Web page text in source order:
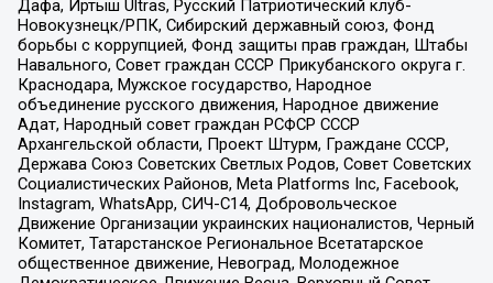
Дафа, Иртыш Ultras, Русский Патриотический клуб-
Новокузнецк/РПК, Сибирский державный союз, Фонд
борьбы с коррупцией, Фонд защиты прав граждан, Штабы
Навального, Совет граждан СССР Прикубанского округа г.
Краснодара, Мужское государство, Народное
объединение русского движения, Народное движение
Адат, Народный совет граждан РСФСР СССР
Архангельской области, Проект Штурм, Граждане СССР,
Держава Союз Советских Светлых Родов, Совет Советских
Социалистических Районов, Meta Platforms Inc, Facebook,
Instagram, WhatsApp, СИЧ-С14, Добровольческое
Движение Организации украинских националистов, Черный
Комитет, Татарстанское Региональное Всетатарское
общественное движение, Невоград, Молодежное